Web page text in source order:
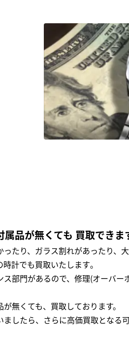
品が無くても 買取できま
たり、ガラス割れがあったり、
計でも買取いたします｡
ス部門があるので、修理(オーバ
無くても、買取しております。
したら、さらに高価買取となる